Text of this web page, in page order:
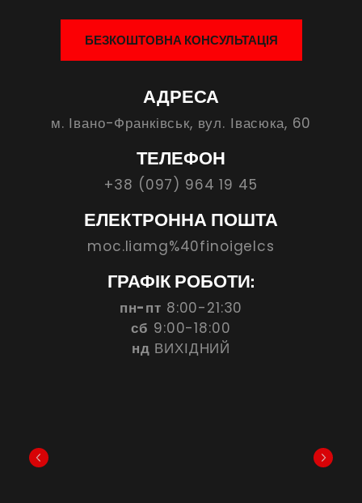
БЕЗКОШТОВНА КОНСУЛЬТАЦІЯ
АДРЕСА
м. Івано-Франківськ, вул. Івасюка, 60
ТЕЛЕФОН
+38 (097) 964 19 45
ЕЛЕКТРОННА ПОШТА
moc.liamg%40finoigelcs
ГРАФІК РОБОТИ:
пн-пт 8:00-21:30
сб 9:00-18:00
нд ВИХІДНИЙ